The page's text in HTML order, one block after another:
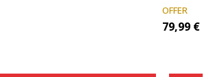
OFFER
79,99 €